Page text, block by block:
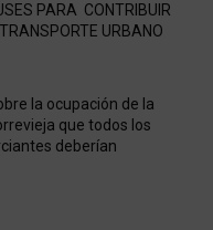
PARA CONTRIBUIR
URBANO
la ocupación de la
que todos los
deberían